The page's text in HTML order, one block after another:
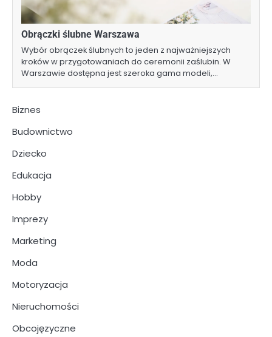
Obrączki ślubne Warszawa
Wybór obrączek ślubnych to jeden z najważniejszych
kroków w przygotowaniach do ceremonii zaślubin. W
Warszawie dostępna jest szeroka gama modeli,…
Biznes
Budownictwo
Dziecko
Edukacja
Hobby
Imprezy
Marketing
Moda
Motoryzacja
Nieruchomości
Obcojęzyczne